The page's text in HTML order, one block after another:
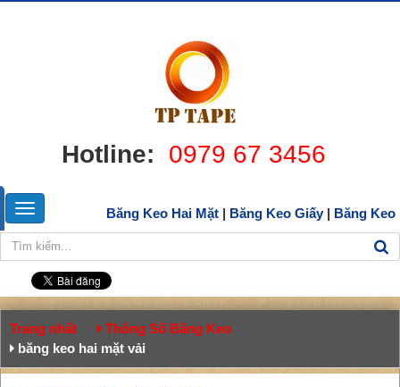
Hotline: 0979 67 3456
Băng Keo Hai Mặt | Băng Keo Giấy| Băng Keo
Trang nhất
Thông Số Băng Keo
băng keo hai mặt vải